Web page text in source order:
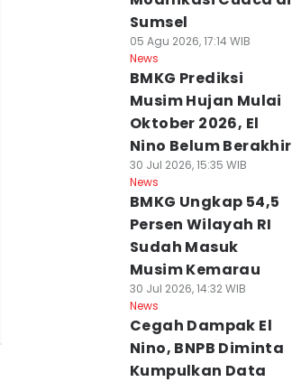
Sumsel
05 Agu 2026, 17:14 WIB
News
BMKG Prediksi
Musim Hujan Mulai
Oktober 2026, El
Nino Belum Berakhir
30 Jul 2026, 15:35 WIB
News
BMKG Ungkap 54,5
Persen Wilayah RI
Sudah Masuk
Musim Kemarau
30 Jul 2026, 14:32 WIB
News
Cegah Dampak El
Nino, BNPB Diminta
Kumpulkan Data